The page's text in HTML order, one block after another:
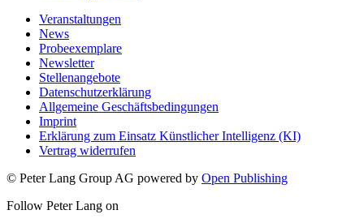
Veranstaltungen
News
Probeexemplare
Newsletter
Stellenangebote
Datenschutzerklärung
Allgemeine Geschäftsbedingungen
Imprint
Erklärung zum Einsatz Künstlicher Intelligenz (KI)
Vertrag widerrufen
© Peter Lang Group AG powered by Open Publishing
Follow Peter Lang on